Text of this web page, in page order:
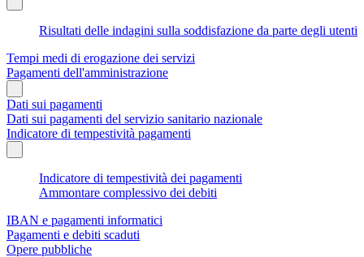
Risultati delle indagini sulla soddisfazione da parte degli utenti
Tempi medi di erogazione dei servizi
Pagamenti dell'amministrazione
Dati sui pagamenti
Dati sui pagamenti del servizio sanitario nazionale
Indicatore di tempestività pagamenti
Indicatore di tempestività dei pagamenti
Ammontare complessivo dei debiti
IBAN e pagamenti informatici
Pagamenti e debiti scaduti
Opere pubbliche